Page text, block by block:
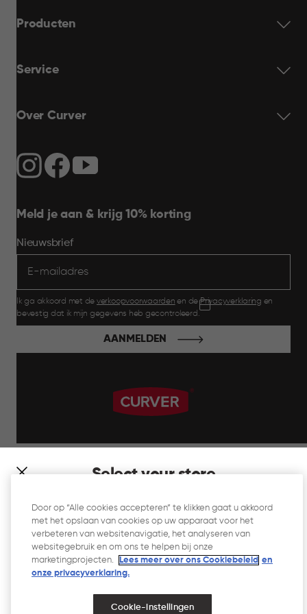
Select your store
which store would you like to shop?
Producten
Service
Over Curver
Meld je aan & krijg 10% korting
Nieuwsbrief
Ik ga akkoord met de verkoopvoorwaarden en dePrivacyverklaring en
bevestig dat ik mijn gegevens heb gecontroleerd.
AANMELDEN
Website Gebruiksvoorwaarden
Privacyverklaring
Cookiebeleid
Door op “Alle cookies accepteren” te klikken gaat u akkoord
met het opslaan van cookies op uw apparaat voor het
verbeteren van websitenavigatie, het analyseren van
websitegebruik en om ons te helpen bij onze
marketingprojecten.
Lees meer over ons Cookiebeleid en
onze privacyverklaring.​
Cookie-instellingen